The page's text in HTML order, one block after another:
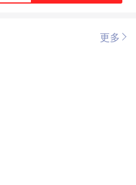
更多